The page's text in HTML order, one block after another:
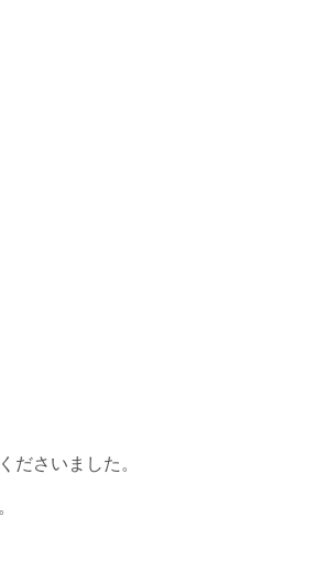
ださいました。